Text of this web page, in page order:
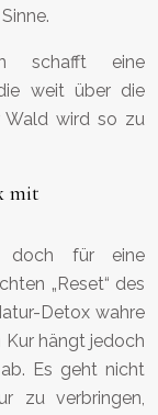
schafft eine
weit über die
Wald wird so zu
mit
doch für eine
„Reset“ des
Detox wahre
Kur hängt jedoch
Es geht nicht
zu verbringen,